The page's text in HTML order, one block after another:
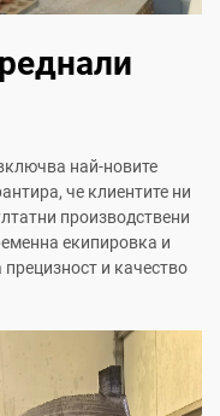
най-новите
че клиентите ни
производствени
екипировка и
и качество